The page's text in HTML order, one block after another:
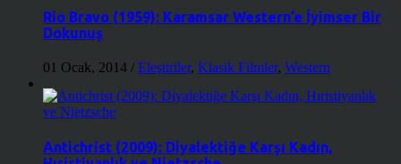
Rio Bravo (1959): Karamsar Western’e İyimser Bir
Dokunuş
01 Ocak, 2014 / Eleştiriler, Klasik Filmler, Western
Antichrist (2009): Diyalektiğe Karşı Kadın,